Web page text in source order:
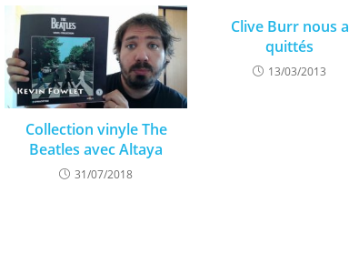
Collection vinyle The
Beatles avec Altaya
31/07/2018
Clive Burr nous a
quittés
13/03/2013